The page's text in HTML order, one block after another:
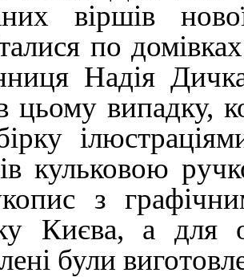
віршів
по
Надія
цьому випадку,
кульковою
з
Києва, а для
були